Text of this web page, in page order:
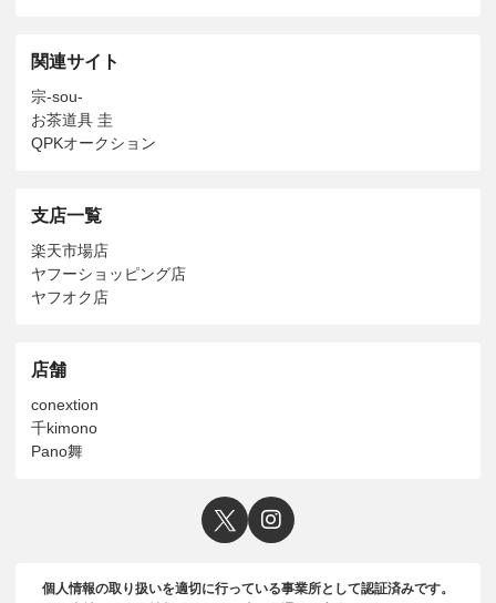
関連サイト
宗-sou-
お茶道具 圭
QPKオークション
支店一覧
楽天市場店
ヤフーショッピング店
ヤフオク店
店舗
conextion
千kimono
Pano舞
個人情報の取り扱いを適切に行っている事業所として認証済みです。